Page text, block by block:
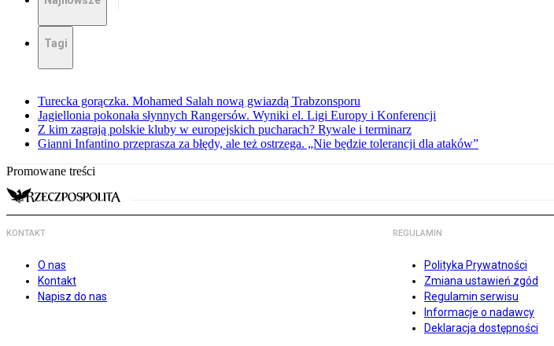
Tagi
Turecka gorączka. Mohamed Salah nową gwiazdą Trabzonsporu
Jagiellonia pokonała słynnych Rangersów. Wyniki el. Ligi Europy i Konferencji
Z kim zagrają polskie kluby w europejskich pucharach? Rywale i terminarz
Gianni Infantino przeprasza za błędy, ale też ostrzega. „Nie będzie tolerancji dla ataków”
Promowane treści
KONTAKT
O nas
Kontakt
Napisz do nas
REGULAMIN
Polityka Prywatności
Zmiana ustawień zgód
Regulamin serwisu
Informacje o nadawcy
Deklaracja dostępności